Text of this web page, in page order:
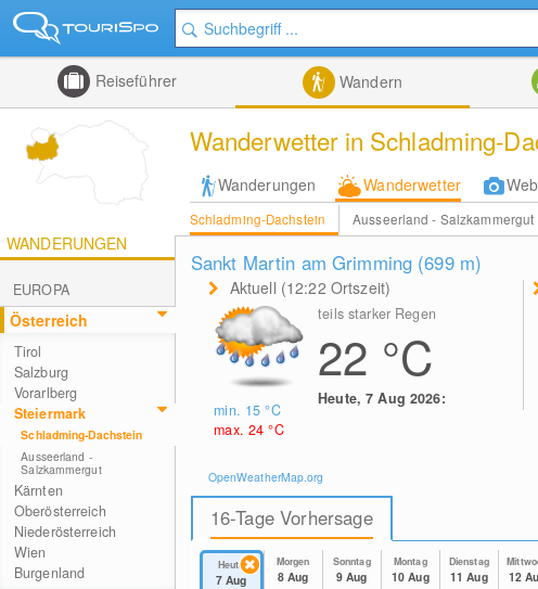
Reiseführer Wandern
Wanderwetter in Schladming-
Wanderungen Wanderwetter
Schladming-Dachstein Ausseerland - Salzkammergut
WANDERUNGEN
EUROPA
Österreich
Tirol
Salzburg
Vorarlberg
Steiermark
Schladming-Dachstein
Ausseerland -
Salzkammergut
Kärnten
Oberösterreich
Niederösterreich
Wien
Burgenland
Sankt Martin am Grimming (699 m)
Aktuell (12:22 Ortszeit)
min. 15°C
max. 24°C
teils starker Regen
22 °C
Heute, 7 Aug 2026:
OpenWeatherMap.org
16-Tage Vorhersage
Heute
7 Aug
Morgen
8 Aug
Sonntag
9 Aug
Montag
10 Aug
Dienstag
11 Aug 12